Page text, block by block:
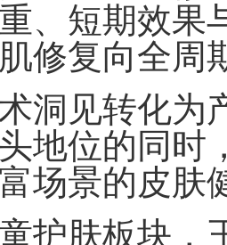
、短期效果
修复向全周
见转化为
地位的同时
场景的皮肤
肤板块，王